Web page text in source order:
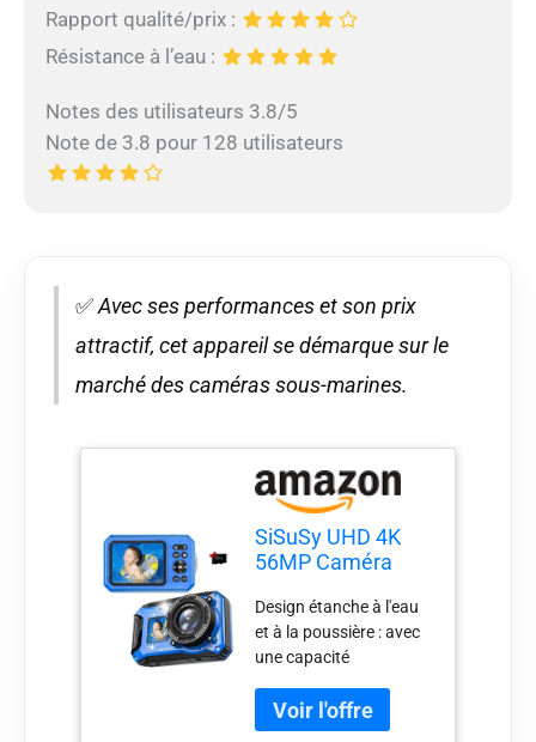
caméra ne prend pas en
charge C-C
Rapport qualité/prix :
Résistance à l’eau :
Notes des utilisateurs 3.8/5
Note de 3.8 pour 128 utilisateurs
✅Avec ses performances et son prix
attractif, cet appareil se démarque sur le
marché des caméras sous-marines.
SiSuSy UHD 4K
56MP Caméra
numérique avec
carte de 32 Go,
double écran,
étanche, anti-
poussière, flottant,
Design étanche à l'eau
et à la poussière : avec
une capacité
cette caméra sous-
marine vous permet de